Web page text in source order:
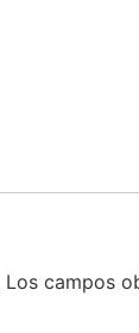
Los campos